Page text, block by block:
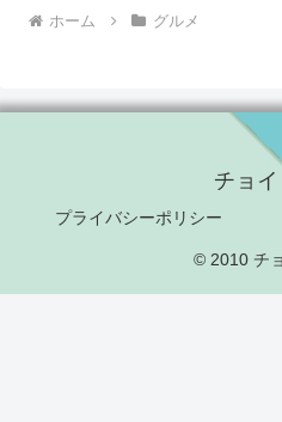
ホーム グルメ
チョ
プライバシーポリシー
© 2010 チ